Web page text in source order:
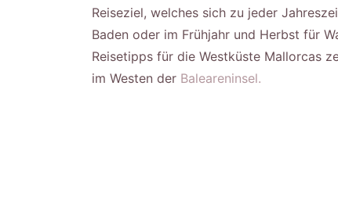
Reiseziel, welches sich zu jeder
Baden oder im Frühjahr und Herbst für
Reisetipps für die Westküste Mallorcas
im Westen der Baleareninsel.